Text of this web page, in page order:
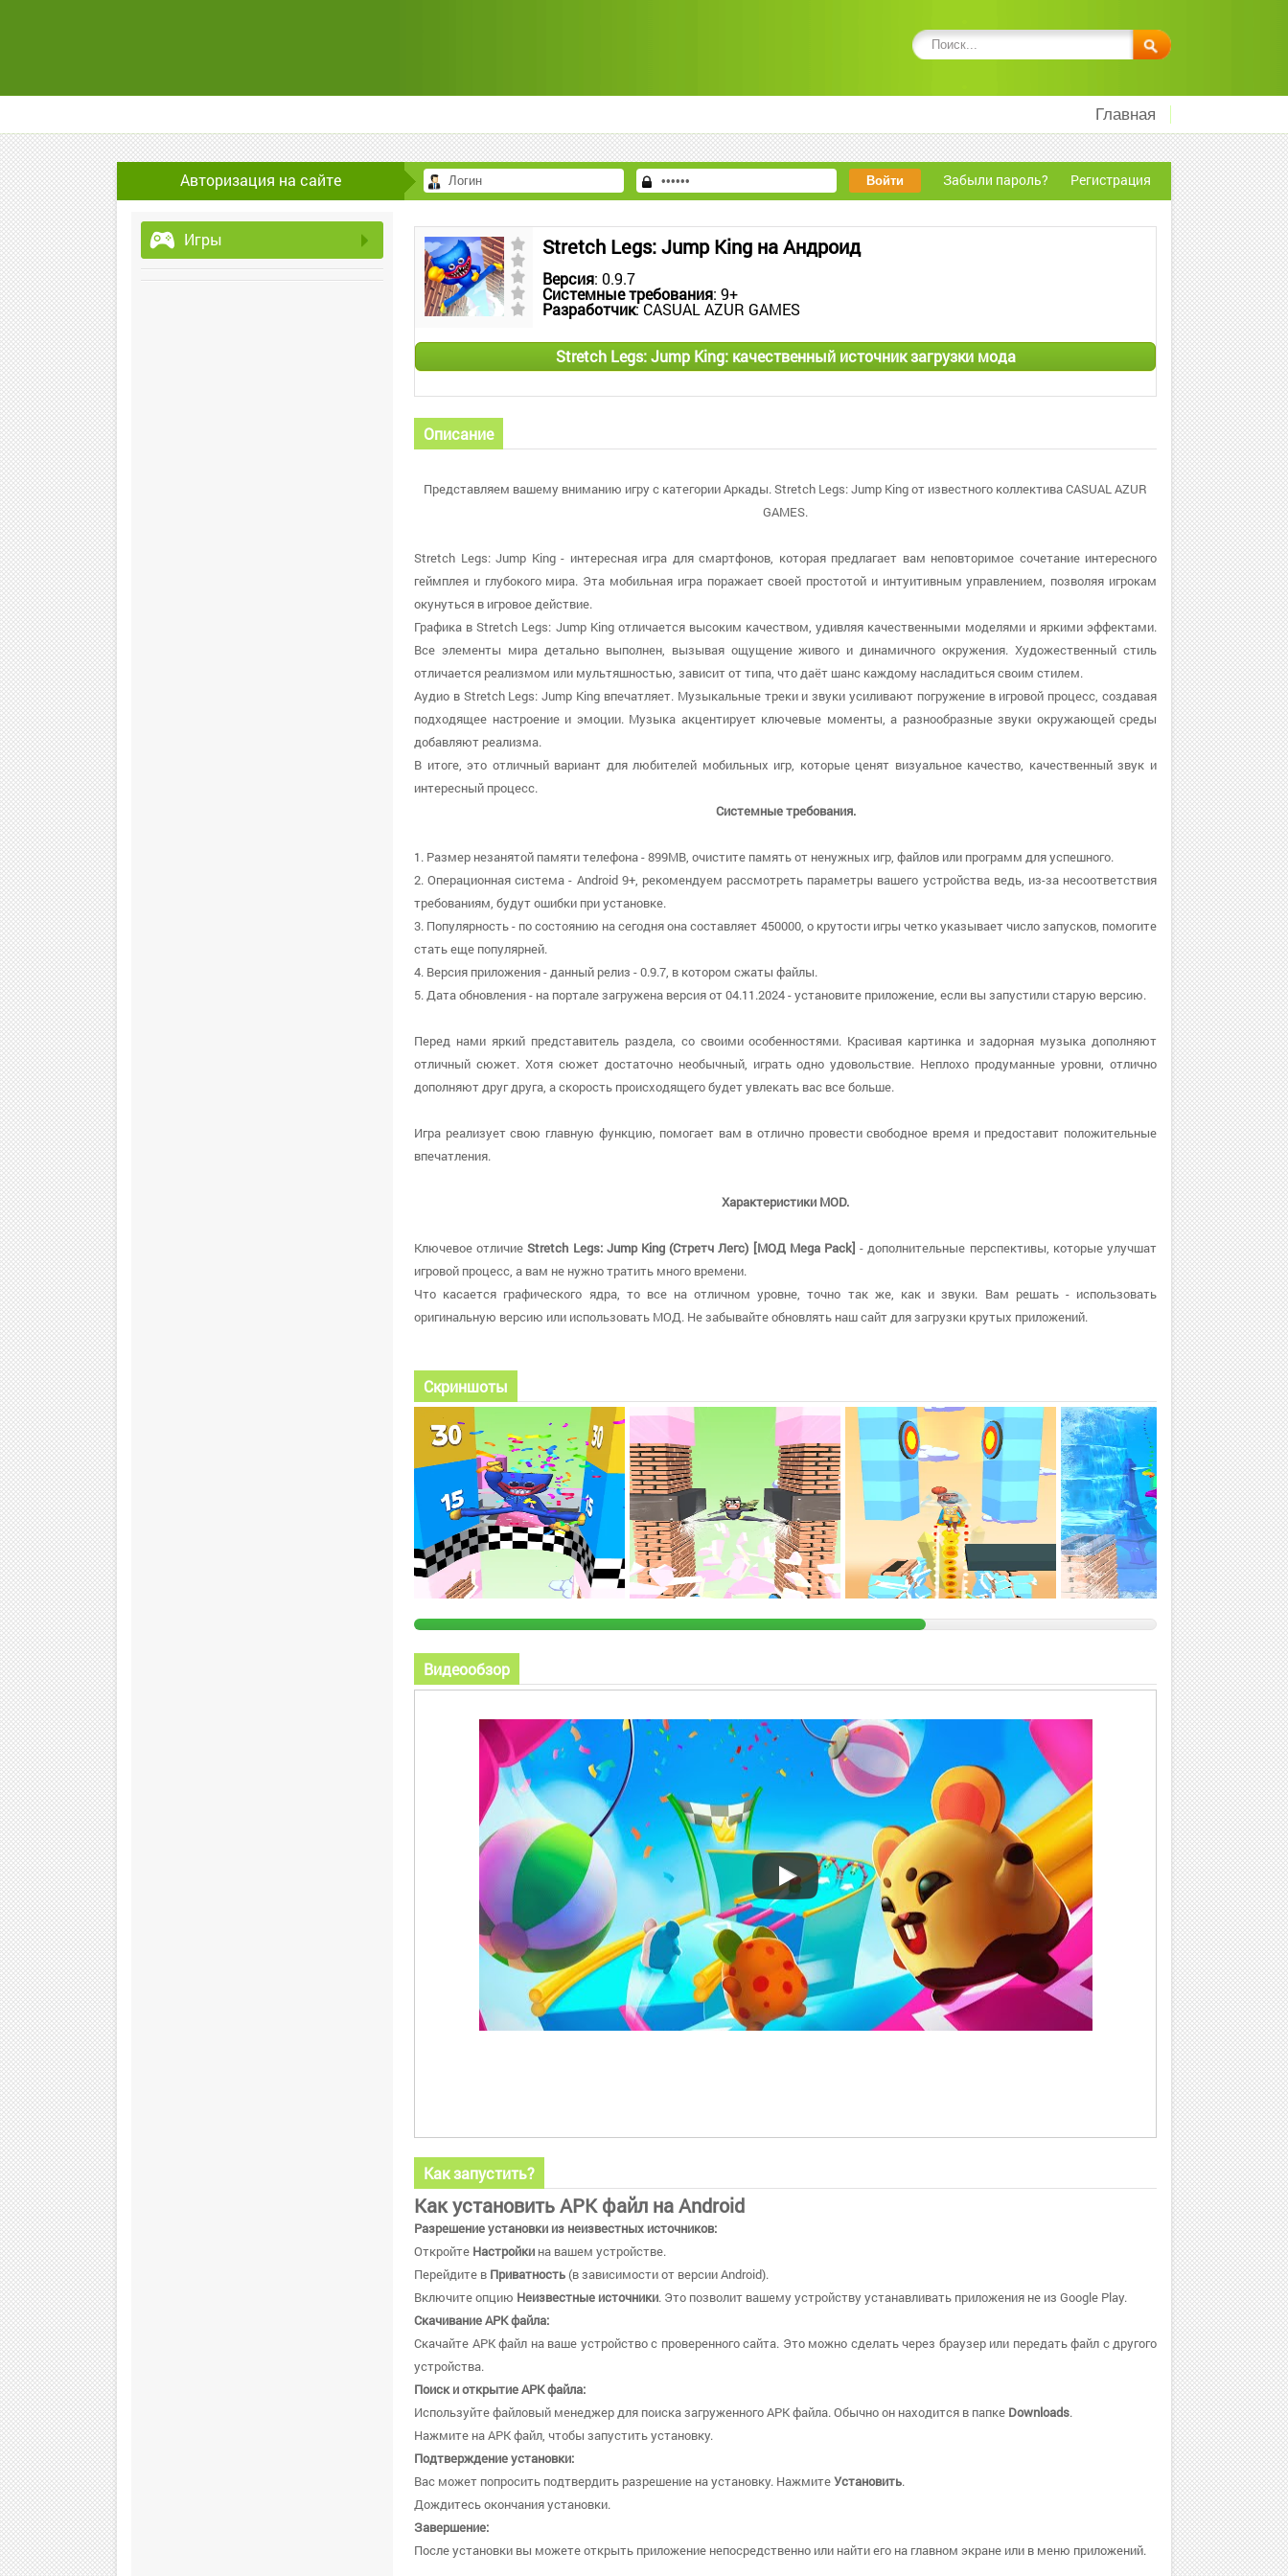
Главная
Авторизация на сайте Забыли пароль? Регистрация
Игры Stretch Legs: Jump King на Андроид
Версия: 0.9.7
Системные требования: 9+
Разработчик: CASUAL AZUR GAMES
Stretch Legs: Jump King: качественный источник загрузки мода
Описание
Представляем вашему вниманию игру с категории Аркады. Stretch Legs: Jump King от известного коллектива CASUAL AZUR
GAMES.
Stretch Legs: Jump King - интересная игра для смартфонов, которая предлагает вам неповторимое сочетание интересного
геймплея и глубокого мира. Эта мобильная игра поражает своей простотой и интуитивным управлением, позволяя игрокам
окунуться в игровое действие.
Графика в Stretch Legs: Jump King отличается высоким качеством, удивляя качественными моделями и яркими эффектами.
Все элементы мира детально выполнен, вызывая ощущение живого и динамичного окружения. Художественный стиль
отличается реализмом или мультяшностью, зависит от типа, что даёт шанс каждому насладиться своим стилем.
Аудио в Stretch Legs: Jump King впечатляет. Музыкальные треки и звуки усиливают погружение в игровой процесс, создавая
подходящее настроение и эмоции. Музыка акцентирует ключевые моменты, а разнообразные звуки окружающей среды
добавляют реализма.
В итоге, это отличный вариант для любителей мобильных игр, которые ценят визуальное качество, качественный звук и
интересный процесс.
Системные требования.
1. Размер незанятой памяти телефона - 899MB, очистите память от ненужных игр, файлов или программ для успешного.
2. Операционная система - Android 9+, рекомендуем рассмотреть параметры вашего устройства ведь, из-за несоответствия
требованиям, будут ошибки при установке.
3. Популярность - по состоянию на сегодня она составляет 450000, о крутости игры четко указывает число запусков, помогите
стать еще популярней.
4. Версия приложения - данный релиз - 0.9.7, в котором сжаты файлы.
5. Дата обновления - на портале загружена версия от 04.11.2024 - установите приложение, если вы запустили старую версию.
Перед нами яркий представитель раздела, со своими особенностями. Красивая картинка и задорная музыка дополняют
отличный сюжет. Хотя сюжет достаточно необычный, играть одно удовольствие. Неплохо продуманные уровни, отлично
дополняют друг друга, а скорость происходящего будет увлекать вас все больше.
Игра реализует свою главную функцию, помогает вам в отлично провести свободное время и предоставит положительные
впечатления.
Характеристики MOD.
Ключевое отличиеStretch Legs: Jump King (Стретч Легс) [МОД Mega Pack] - дополнительные перспективы, которые улучшат
игровой процесс, а вам не нужно тратить много времени.
Что касается графического ядра, то все на отличном уровне, точно так же, как и звуки. Вам решать - использовать
оригинальную версию или использовать МОД. Не забывайте обновлять наш сайт для загрузки крутых приложений.
Скриншоты
Видеообзор
Как запустить?
Как установить APK файл на Android
Разрешение установки из неизвестных источников:
Откройте Настройки на вашем устройстве.
Перейдите в Приватность (в зависимости от версии Android).
Включите опцию Неизвестные источники. Это позволит вашему устройству устанавливать приложения не из Google Play.
Скачивание APK файла:
Скачайте APK файл на ваше устройство с проверенного сайта. Это можно сделать через браузер или передать файл с другого
устройства.
Поиск и открытие APK файла:
Используйте файловый менеджер для поиска загруженного APK файла. Обычно он находится в папке Downloads.
Нажмите на APK файл, чтобы запустить установку.
Подтверждение установки:
Вас может попросить подтвердить разрешение на установку. НажмитеУстановить.
Дождитесь окончания установки.
Завершение:
После установки вы можете открыть приложение непосредственно или найти его на главном экране или в меню приложений.